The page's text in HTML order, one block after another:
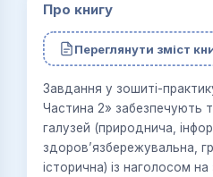
Про книгу
Переглянути зміст
Завдання у зошиті-
Частина 2» забезпечують
галузей (природнича,
здоров’язбережувальна,
історична) із наголосом